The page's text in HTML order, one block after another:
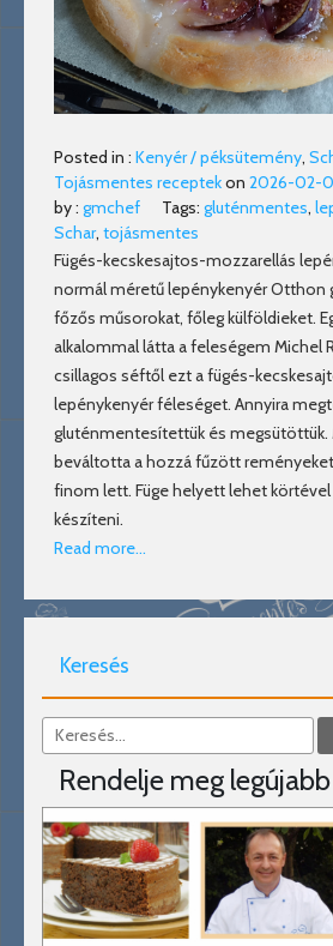
Posted in : Kenyér / péksütemény,
Tojásmentes receptekon 2026-02-
by : gmchef Tags: gluténmentes,
Schar, tojásmentes
Fügés-kecskesajtos-mozzarellás
normál méretű lepénykenyér Otthon
főzős műsorokat, főleg külföldieket.
alkalommal látta a feleségem Michel
csillagos séftől ezt a fügés-
lepénykenyér féleséget. Annyira
gluténmentesítettük és megsütöttük.
beváltotta a hozzá fűzött
finom lett. Füge helyett lehet körtével
készíteni.
Read more…
Keresés
Rendelje meg